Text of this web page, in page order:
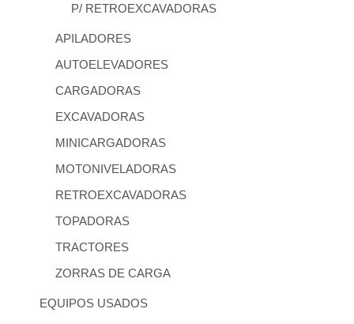
P/ RETROEXCAVADORAS
APILADORES
AUTOELEVADORES
CARGADORAS
EXCAVADORAS
MINICARGADORAS
MOTONIVELADORAS
RETROEXCAVADORAS
TOPADORAS
TRACTORES
ZORRAS DE CARGA
EQUIPOS USADOS